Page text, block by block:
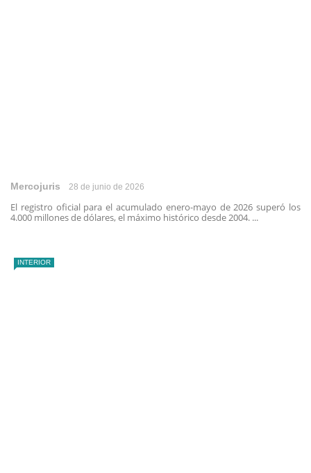
Mercojuris 28 de junio de 2026
El registro oficial para el acumulado enero-mayo de 2026 superó los
4.000 millones de dólares, el máximo histórico desde 2004. ...
INTERIOR